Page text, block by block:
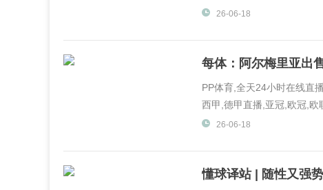
体育,PP视频一起玩出精彩...
26-06-18
每体：阿尔梅里亚出
PP体育,全天24小时在线直
西甲,德甲直播,亚冠,欧冠,欧
体育,PP视频一起玩出精彩...
26-06-18
懂球译站 | 随性又强